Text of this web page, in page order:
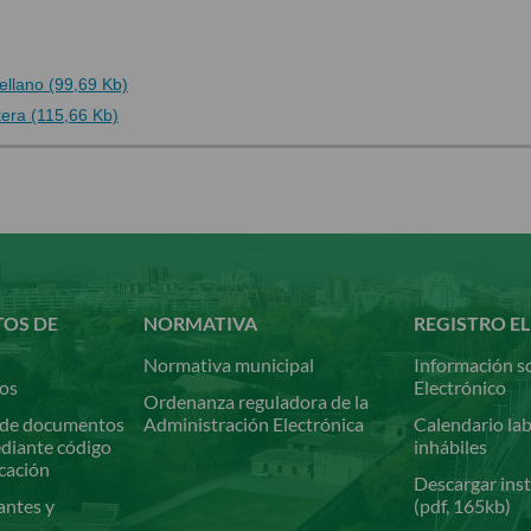
(99,69 Kb)
(115,66 Kb)
DE
documentos
código
y
NORMATIVA
Normativa municipal
Ordenanza reguladora de la
Administración Electrónica
REGISTRO
Información
Electrónico
Calendario
inhábiles
Descargar
(pdf, 165kb)